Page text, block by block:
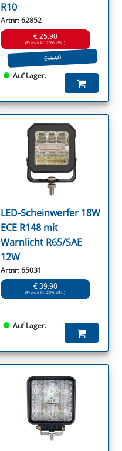
R10
Artnr: 62852
€ 25.90
(Preis inkl. 20% USt.)
€ 35.90
Auf Lager.
LED-Scheinwerfer 18W
ECE R148 mit
Warnlicht R65/SAE
12W
Artnr: 65031
€ 39.90
(Preis inkl. 20% USt.)
Auf Lager.